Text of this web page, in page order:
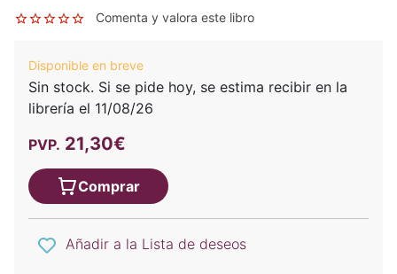
Comenta y valora este libro
Disponible en breve
Sin stock. Si se pide hoy, se estima recibir en la
librería el 11/08/26
PVP. 21,30€
Comprar
Añadir a la Lista de deseos